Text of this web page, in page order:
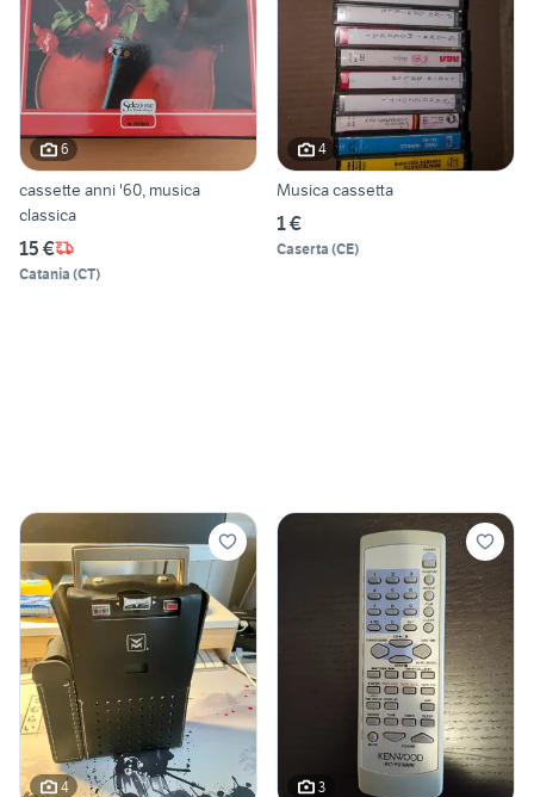
6
cassette anni '60, musica
classica
15 €
Catania (CT)
4
Musica cassetta
1 €
Caserta (CE)
4 3